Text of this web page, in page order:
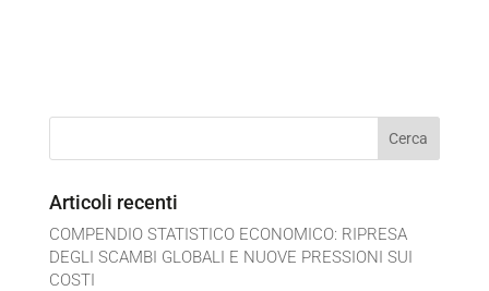
Articoli recenti
COMPENDIO STATISTICO ECONOMICO: RIPRESA
DEGLI SCAMBI GLOBALI E NUOVE PRESSIONI SUI
COSTI